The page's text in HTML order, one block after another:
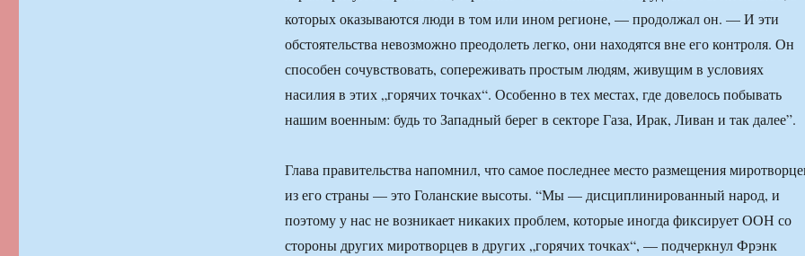
которых оказываются люди в том или ином регионе, — продолжал он. — И эти
обстоятельства невозможно преодолеть легко, они находятся вне его контроля. Он
способен сочувствовать, сопереживать простым людям, живущим в условиях
насилия в этих „горячих точках“. Особенно в тех местах, где довелось побывать
нашим военным: будь то Западный берег в секторе Газа, Ирак, Ливан и так далее”.
Глава правительства напомнил, что самое последнее место размещения
из его страны — это Голанские высоты. “Мы — дисциплинированный народ, и
поэтому у нас не возникает никаких проблем, которые иногда фиксирует ООН со
стороны других миротворцев в других „горячих точках“, — подчеркнул Фрэнк